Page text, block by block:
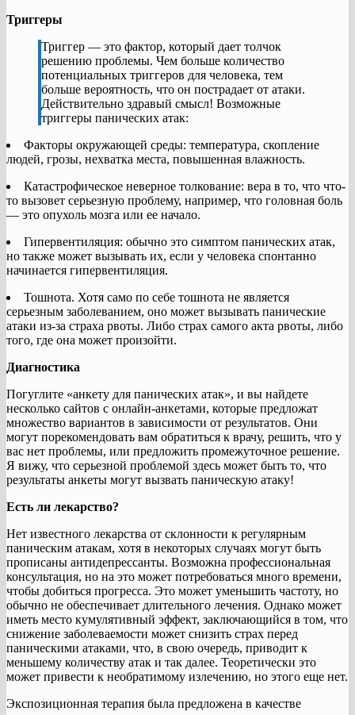
Триггеры
Триггер — это фактор, который дает толчок
решению проблемы. Чем больше количество
потенциальных триггеров для человека, тем
больше вероятность, что он пострадает от атаки.
Действительно здравый смысл! Возможные
триггеры панических атак:
Факторы окружающей среды: температура, скопление
людей, грозы, нехватка места, повышенная влажность.
Катастрофическое неверное толкование: вера в то, что что-
то вызовет серьезную проблему, например, что головная боль
— это опухоль мозга или ее начало.
Гипервентиляция: обычно это симптом панических атак,
но также может вызывать их, если у человека спонтанно
начинается гипервентиляция.
Тошнота. Хотя само по себе тошнота не является
серьезным заболеванием, оно может вызывать панические
атаки из-за страха рвоты. Либо страх самого акта рвоты, либо
того, где она может произойти.
Диагностика
Погуглите «анкету для панических атак», и вы найдете
несколько сайтов с онлайн-анкетами, которые предложат
множество вариантов в зависимости от результатов. Они
могут порекомендовать вам обратиться к врачу, решить, что у
вас нет проблемы, или предложить промежуточное решение.
Я вижу, что серьезной проблемой здесь может быть то, что
результаты анкеты могут вызвать паническую атаку!
Есть ли лекарство?
Нет известного лекарства от склонности к регулярным
паническим атакам, хотя в некоторых случаях могут быть
прописаны антидепрессанты. Возможна профессиональная
консультация, но на это может потребоваться много времени,
чтобы добиться прогресса. Это может уменьшить частоту, но
обычно не обеспечивает длительного лечения. Однако может
иметь место кумулятивный эффект, заключающийся в том, что
снижение заболеваемости может снизить страх перед
паническими атаками, что, в свою очередь, приводит к
меньшему количеству атак и так далее. Теоретически это
может привести к необратимому излечению, но этого еще нет.
Экспозиционная терапия была предложена в качестве